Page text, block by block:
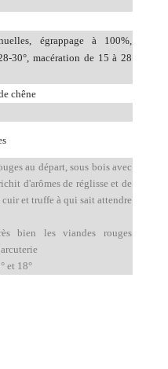
égrappage à 100%,
30°, macération de 15 à 28
chêne
au départ, sous bois avec
d'arômes de réglisse et de
et truffe à qui sait attendre
bien les viandes rouges
et 18°